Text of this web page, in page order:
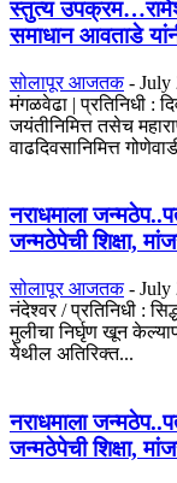
स्तुत्य
समाधान आवताडे
सोलापूर आजतक - July
मंगळवेढा | प्रतिनिधी :
जयंतीनिमित्त तसेच
वाढदिवसानिमित्त
नराधमाला
जन्मठेपेची शिक्षा,
सोलापूर आजतक - July
नंदेश्वर / प्रतिनिधी :
मुलीचा निर्घृण खून
येथील अतिरिक्त...
नराधमाला
जन्मठेपेची शिक्षा,